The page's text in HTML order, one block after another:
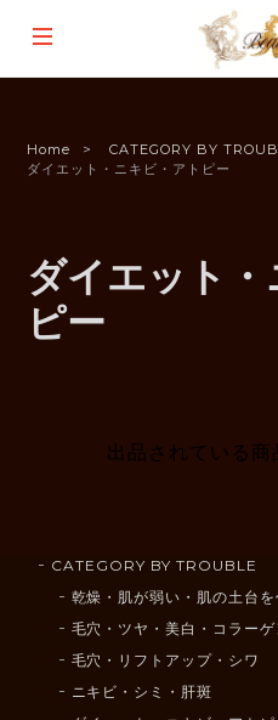
Home
CATEGORY BY
ダイエット・ニキビ・アトピー
ダイエット
ピー
出品されている商
CATEGORY BY TROUBLE
乾燥・肌が弱い・肌の土台を
毛穴・ツヤ・美白・コラー
毛穴・リフトアップ・シワ
ニキビ・シミ・肝斑